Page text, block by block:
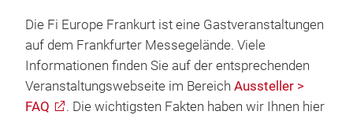
Die Fi Europe Frankurt ist eine Gastveranstaltungen
auf dem Frankfurter Messegelände. Viele
Informationen finden Sie auf der entsprechenden
Veranstaltungswebseite im Bereich Aussteller >
FAQ
. Die wichtigsten Fakten haben wir Ihnen hier